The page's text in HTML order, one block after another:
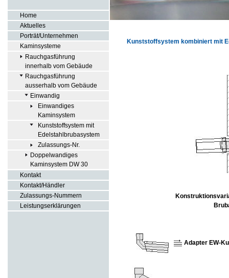
Home
Aktuelles
Porträt/Unternehmen
Kaminsysteme
Rauchgasführung
innerhalb vom Gebäude
Rauchgasführung
ausserhalb vom Gebäude
Einwandig
Einwandiges
Kaminsystem
Kunststoffsystem mit
Edelstahlbrubasystem
Zulassungs-Nr.
Doppelwandiges
Kaminsystem DW 30
Kontakt
Kontakt/Händler
Zulassungs-Nummern
Leistungserklärungen
Kunststoffsystem kombiniert mit
Adapter EW-